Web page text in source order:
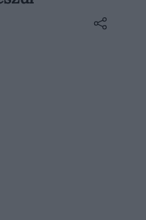
hosszasan állni a
sárgadinnyeleves